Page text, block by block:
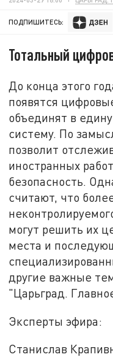
ПОДПИШИТЕСЬ:
Тотальный
До конца этого
появятся
объединят в
систему. По
позволит
иностранных
безопасность.
считают, что
могут решить их
места и
другие важные
"Царьград.
Эксперты эфира:
Станислав